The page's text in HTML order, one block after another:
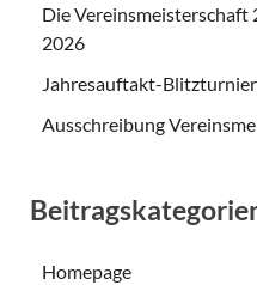
Die Vereinsmeisterschaft
2026
Jahresauftakt-
Ausschreibung
Homepage